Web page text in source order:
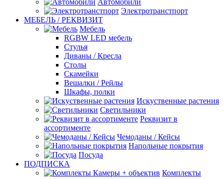
Автомобили
Электротранстпорт
МЕБЕЛЬ / РЕКВИЗИТ
Мебель
RGBW LED мебель
Стулья
Диваны / Кресла
Столы
Скамейки
Вешалки / Рейлы
Шкафы, полки
Искуственные растения
Светильники
Реквизит в
ассортименте
Чемоданы / Кейсы
Напольные покрытия
Посуда
ПОДПИСКА
Комплекты